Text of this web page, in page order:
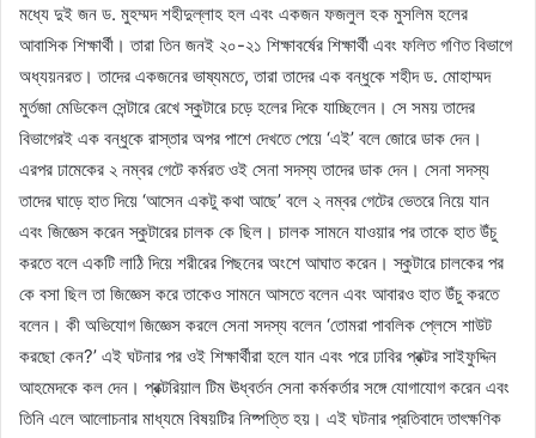
মধ্যে দুই জন ড. মুহম্মদ শহীদুল্লাহ হল এবং একজন ফজলুল হক মুসলিম হলের
আবাসিক শিক্ষার্থী। তারা তিন জনই ২০-২১ শিক্ষাবর্ষের শিক্ষার্থী এবং ফলিত গণিত বিভাগে
অধ্যয়নরত। তাদের একজনের ভাষ্যমতে, তারা তাদের এক বন্ধুকে শহীদ ড. মোহাম্মদ
মুর্তজা মেডিকেল সেন্টারে রেখে স্কুটারে চড়ে হলের দিকে যাচ্ছিলেন। সে সময় তাদের
বিভাগেরই এক বন্ধুকে রাস্তার অপর পাশে দেখতে পেয়ে ‘এই’ বলে জোরে ডাক দেন।
এরপর ঢামেকের ২ নম্বর গেটে কর্মরত ওই সেনা সদস্য তাদের ডাক দেন। সেনা সদস্য
তাদের ঘাড়ে হাত দিয়ে ‘আসেন একটু কথা আছে’ বলে ২ নম্বর গেটের ভেতরে নিয়ে যান
এবং জিজ্ঞেস করেন স্কুটারের চালক কে ছিল। চালক সামনে যাওয়ার পর তাকে হাত উঁচু
করতে বলে একটি লাঠি দিয়ে শরীরের পিছনের অংশে আঘাত করেন। স্কুটারে চালকের পর
কে বসা ছিল তা জিজ্ঞেস করে তাকেও সামনে আসতে বলেন এবং আবারও হাত উঁচু করতে
বলেন। কী অভিযোগ জিজ্ঞেস করলে সেনা সদস্য বলেন ‘তোমরা পাবলিক প্লেসে শাউট
করছো কেন?’ এই ঘটনার পর ওই শিক্ষার্থীরা হলে যান এবং পরে ঢাবির প্রক্টর সাইফুদ্দিন
আহমেদকে কল দেন। প্রক্টরিয়াল টিম ঊধ্বর্তন সেনা কর্মকর্তার সঙ্গে যোগাযোগ করেন এবং
তিনি এলে আলোচনার মাধ্যমে বিষয়টির নিষ্পত্তি হয়। এই ঘটনার প্রতিবাদে তাৎক্ষণিক